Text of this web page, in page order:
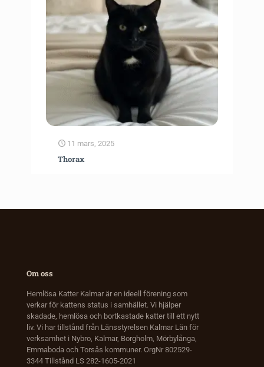
11 mars, 2025
Thorax
Om oss
Hemlösa Katter Kalmar är en ideell förening som
verkar för kattens status i samhället. Vi hjälper
skadade, hemlösa och bortkastade katter till ett nytt
liv. Vi har tillstånd från Länsstyrelsen Kalmar Län för
verksamhet i Nybro, Kalmar, Borgholm, Mörbylånga,
Emmaboda och Torsås kommuner. OrgNr 802529-
3344 Tillstånd LS 282-1605-2021